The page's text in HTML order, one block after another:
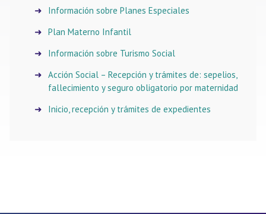
Información sobre Planes Especiales
Plan Materno Infantil
Información sobre Turismo Social
Acción Social – Recepción y trámites de: sepelios,
fallecimiento y seguro obligatorio por maternidad
Inicio, recepción y trámites de expedientes